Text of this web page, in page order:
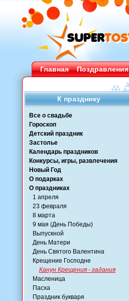
Главная Поздравления
К празднику
Все о свадьбе
Гороскоп
Детский праздник
Застолье
Календарь праздников
Конкурсы, игры, развлечения
Новый Год
О подарках
О праздниках
1 апреля
23 февраля
8 марта
9 мая (День Победы)
Выпускной
День Матери
День Святого Валентина
Крещение Господне
Канун Крещения - гадания
Масленица
Пасха
Праздник букваря